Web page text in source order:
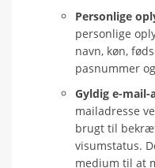
Personlige
personlige
navn, køn,
pasnummer
Gyldig e-mail-
mailadresse
brugt til
visumstatus.
medium til at